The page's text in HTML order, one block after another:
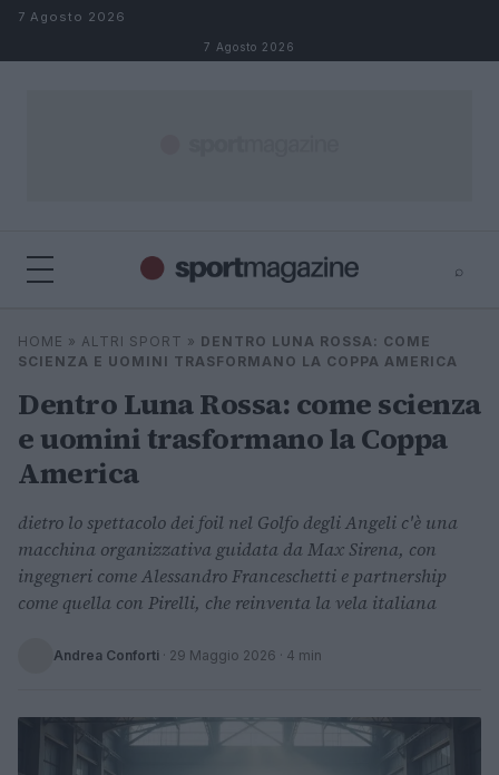
Salta al contenuto
7 Agosto 2026
7 Agosto 2026
⌕
Cerca
HOME » ALTRI SPORT » DENTRO LUNA ROSSA: COME
SCIENZA E UOMINI TRASFORMANO LA COPPA AMERICA
Dentro Luna Rossa: come scienza
e uomini trasformano la Coppa
America
dietro lo spettacolo dei foil nel Golfo degli Angeli c'è una
macchina organizzativa guidata da Max Sirena, con
ingegneri come Alessandro Franceschetti e partnership
come quella con Pirelli, che reinventa la vela italiana
Andrea Conforti · 29 Maggio 2026 · 4 min